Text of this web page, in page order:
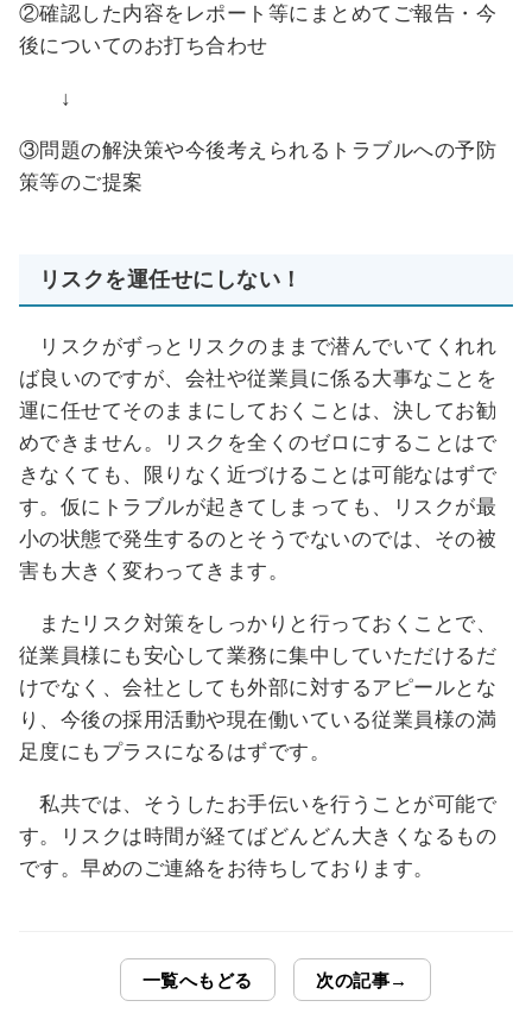
②確認した内容をレポート等にまとめてご報告・今
後についてのお打ち合わせ
↓
③問題の解決策や今後考えられるトラブルへの予防
策等のご提案
リスクを運任せにしない！
リスクがずっとリスクのままで潜んでいてくれれ
ば良いのですが、会社や従業員に係る大事なことを
運に任せてそのままにしておくことは、決してお勧
めできません。リスクを全くのゼロにすることはで
きなくても、限りなく近づけることは可能なはずで
す。仮にトラブルが起きてしまっても、リスクが最
小の状態で発生するのとそうでないのでは、その被
害も大きく変わってきます。
またリスク対策をしっかりと行っておくことで、
従業員様にも安心して業務に集中していただけるだ
けでなく、会社としても外部に対するアピールとな
り、今後の採用活動や現在働いている従業員様の満
足度にもプラスになるはずです。
私共では、そうしたお手伝いを行うことが可能で
す。リスクは時間が経てばどんどん大きくなるもの
です。早めのご連絡をお待ちしております。
一覧へもどる 次の記事→